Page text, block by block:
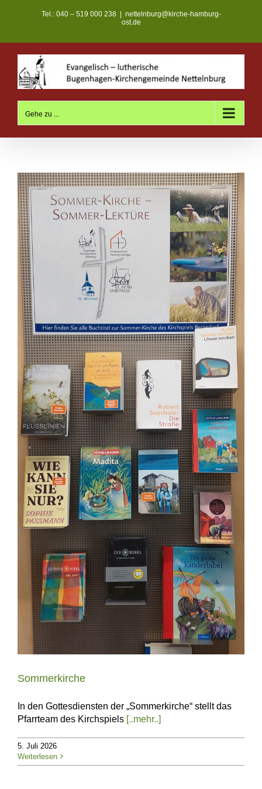
Tel.: 040 – 519 000 238
nettelnburg@kirche-hamburg-
ost.de
Gehe zu ...
Sommerkirche
In den Gottesdiensten der „Sommerkirche“ stellt das
Pfarrteam des Kirchspiels [..mehr..]
5. Juli 2026
Weiterlesen